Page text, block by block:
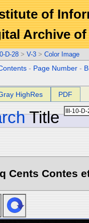
of
Archive
D-28 > V-3 > Color Image
- Page Number -
HighRes PDF
Title
Cents Contes